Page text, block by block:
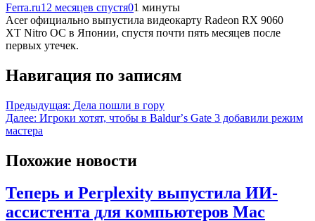
Ferra.ru12 месяцев спустя01 минуты
Acer официально выпустила видеокарту Radeon RX 9060
XT Nitro OC в Японии, спустя почти пять месяцев после
первых утечек.
Навигация по записям
Предыдущая: Дела пошли в гору
Далее: Игроки хотят, чтобы в Baldurʼs Gate 3 добавили режим
мастера
Похожие новости
Теперь и Perplexity выпустила ИИ-
ассистента для компьютеров Mac